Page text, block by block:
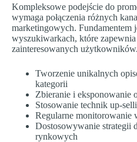
Kompleksowe podejście do
wymaga połączenia różnych
marketingowych. Fundamentem
wyszukiwarkach, które
zainteresowanych użytkowników.
Tworzenie unikalnych
kategorii
Zbieranie i eksponowanie
Stosowanie technik up-
Regularne monitorowanie
Dostosowywanie strategii
rynkowych